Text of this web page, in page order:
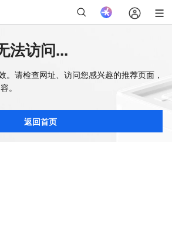
法访问...
。请检查网址、访问您感兴趣的推荐页面，
。
返回首页